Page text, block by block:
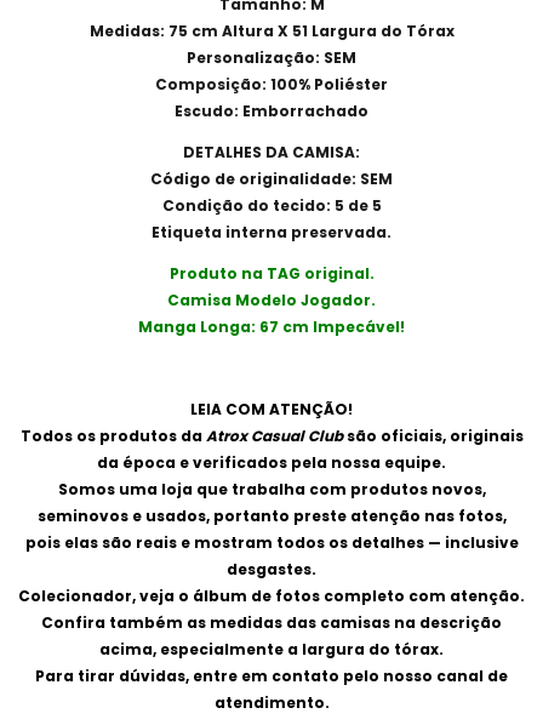
Medidas: 75 cm Altura X 51 Largura do Tórax
Personalização: SEM
Composição: 100% Poliéster
Escudo: Emborrachado
DETALHES DA CAMISA:
Código de originalidade: SEM
Condição do tecido: 5 de 5
Etiqueta interna preservada.
Produto na TAG original.
Camisa Modelo Jogador.
Manga Longa: 67 cm Impecável!
LEIA COM ATENÇÃO!
Todos os produtos daAtrox Casual Clubsão oficiais, originais
da época e verificados pela nossa equipe.
Somos uma loja que trabalha com produtos novos,
seminovos e usados, portanto preste atenção nas fotos,
pois elas são reais e mostram todos os detalhes — inclusive
desgastes.
Colecionador, veja o álbum de fotos completo com atenção.
Confira também as medidas das camisas na descrição
acima, especialmente a largura do tórax.
Para tirar dúvidas, entre em contato pelo nosso canal de
atendimento.